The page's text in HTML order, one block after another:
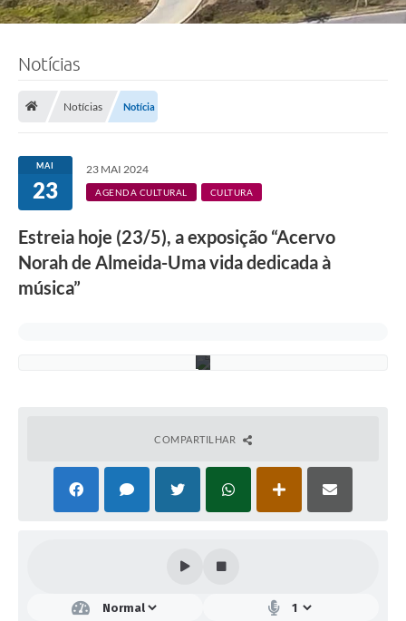
Notícias
Notícias Notícia
MAI
23
23 MAI 2024
AGENDA CULTURAL CULTURA
Estreia hoje (23/5), a exposição “Acervo
Norah de Almeida-Uma vida dedicada à
música”
o
o
a
d
a
a
COMPARTILHAR